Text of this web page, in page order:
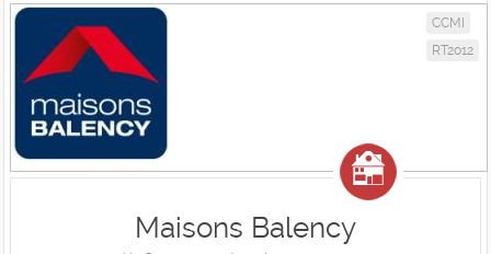
CCMI
RT2012
Maisons Balency